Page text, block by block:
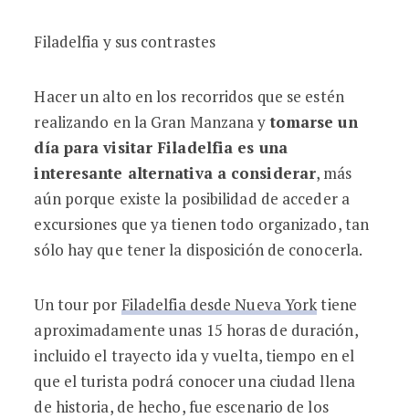
Filadelfia y sus contrastes
Hacer un alto en los recorridos que se estén
realizando en la Gran Manzana ytomarse un
día para visitar Filadelfia es una
interesante alternativa a considerar, más
aún porque existe la posibilidad de acceder a
excursiones que ya tienen todo organizado, tan
sólo hay que tener la disposición de conocerla.
Un tour por Filadelfia desde Nueva Yorktiene
aproximadamente unas 15 horas de duración,
incluido el trayecto ida y vuelta, tiempo en el
que el turista podrá conocer una ciudad llena
de historia, de hecho, fue escenario de los